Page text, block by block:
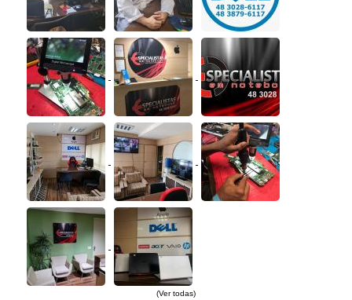
(Ver todas)